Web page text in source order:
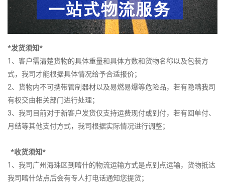
*发货须知*
1、客户需清楚货物的具体重量和具体方数和货物名称以及包装方
式，我司才能根据具体情况给予合适报价；
2、货物内不可携带管制器材以及易燃易爆等危险品，若有隐瞒我司
有权交由相关部门进行处理；
3、我司目前对于新客户发货仅支持运费现付或到付，若有回单付、
月结等其他支付方式，我司根据实际情况进行调整；
*收货须知*
1、我司广州海珠区到喀什的物流运输方式是点到点运输，货物抵达
我司喀什站点后会有专人打电话通知您提货；